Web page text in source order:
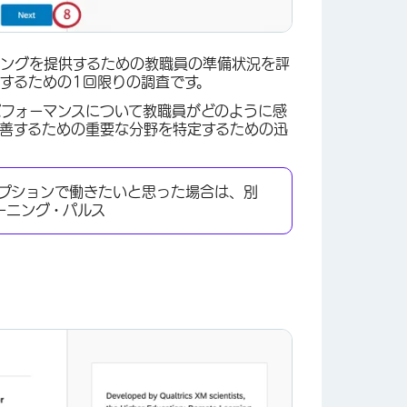
グを提供するための教職員の準備状況を評
るための1回限りの調査です。
ォーマンスについて教職員がどのように感
するための重要な分野を特定するための迅
ョンで働きたいと思った場合は、別
ング・パルス